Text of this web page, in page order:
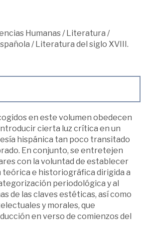
Humanas/Literatura /
/Literatura del siglo XVIII.
en este volumen obedecen
cierta luz crítica en un
hispánica tan poco transitado
En conjunto, se entretejen
con la voluntad de establecer
teórica e historiográfica dirigida a
periodológica y al
de las claves estéticas, así como
y morales, que
en verso de comienzos del